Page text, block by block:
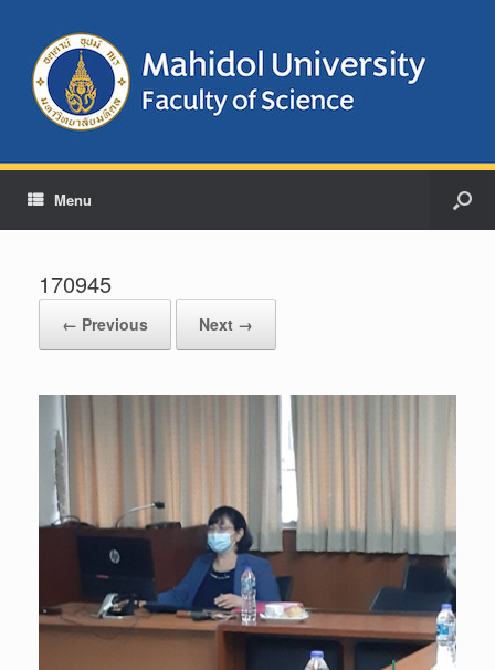
Menu
170945
← Previous Next →